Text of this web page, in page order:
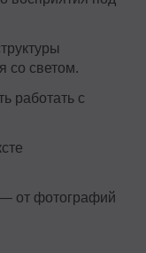
со светом.
работать с
от фотографий